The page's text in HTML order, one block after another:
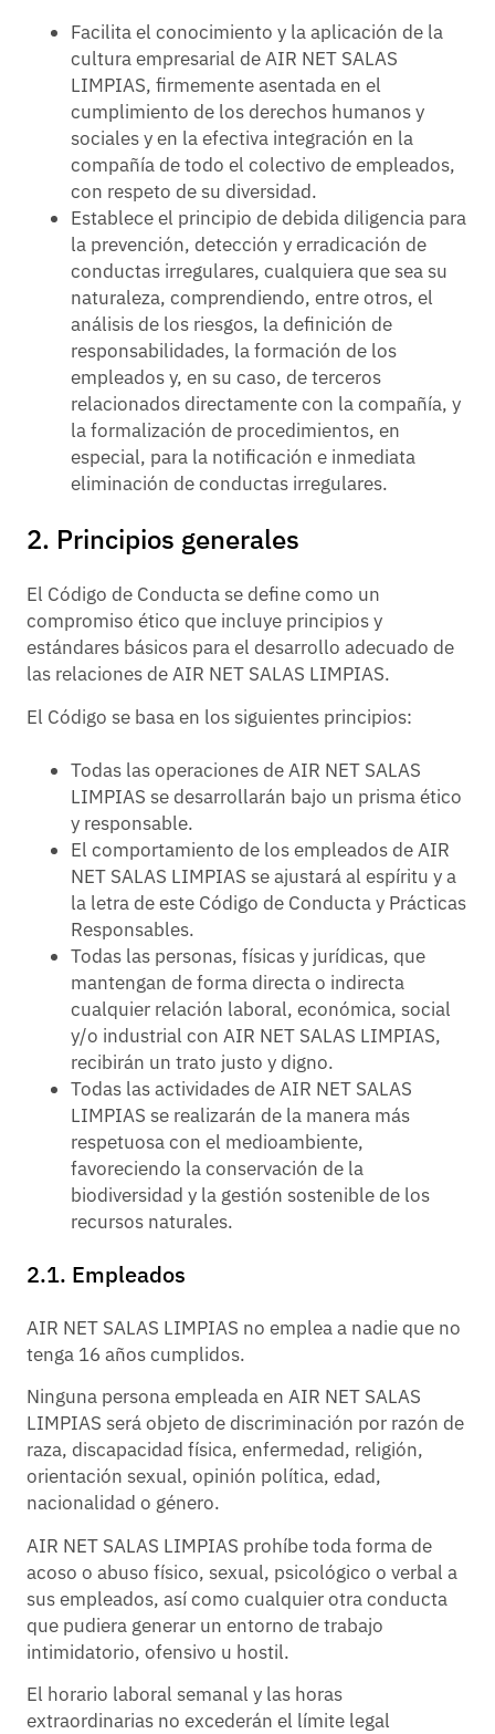
Facilita el conocimiento y la aplicación de la
cultura empresarial de AIR NET SALAS
LIMPIAS, firmemente asentada en el
cumplimiento de los derechos humanos y
sociales y en la efectiva integración en la
compañía de todo el colectivo de empleados,
con respeto de su diversidad.
Establece el principio de debida diligencia para
la prevención, detección y erradicación de
conductas irregulares, cualquiera que sea su
naturaleza, comprendiendo, entre otros, el
análisis de los riesgos, la definición de
responsabilidades, la formación de los
empleados y, en su caso, de terceros
relacionados directamente con la compañía, y
la formalización de procedimientos, en
especial, para la notificación e inmediata
eliminación de conductas irregulares.
2. Principios generales
El Código de Conducta se define como un
compromiso ético que incluye principios y
estándares básicos para el desarrollo adecuado de
las relaciones de AIR NET SALAS LIMPIAS.
El Código se basa en los siguientes principios:
Todas las operaciones de AIR NET SALAS
LIMPIAS se desarrollarán bajo un prisma ético
y responsable.
El comportamiento de los empleados de AIR
NET SALAS LIMPIAS se ajustará al espíritu y a
la letra de este Código de Conducta y Prácticas
Responsables.
Todas las personas, físicas y jurídicas, que
mantengan de forma directa o indirecta
cualquier relación laboral, económica, social
y/o industrial con AIR NET SALAS LIMPIAS,
recibirán un trato justo y digno.
Todas las actividades de AIR NET SALAS
LIMPIAS se realizarán de la manera más
respetuosa con el medioambiente,
favoreciendo la conservación de la
biodiversidad y la gestión sostenible de los
recursos naturales.
2.1. Empleados
AIR NET SALAS LIMPIAS no emplea a nadie que no
tenga 16 años cumplidos.
Ninguna persona empleada en AIR NET SALAS
LIMPIAS será objeto de discriminación por razón de
raza, discapacidad física, enfermedad, religión,
orientación sexual, opinión política, edad,
nacionalidad o género.
AIR NET SALAS LIMPIAS prohíbe toda forma de
acoso o abuso físico, sexual, psicológico o verbal a
sus empleados, así como cualquier otra conducta
que pudiera generar un entorno de trabajo
intimidatorio, ofensivo u hostil.
El horario laboral semanal y las horas
extraordinarias no excederán el límite legal